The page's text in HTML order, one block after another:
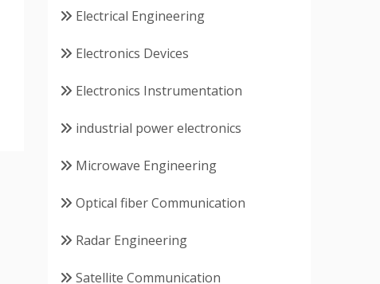
Electrical Engineering
Electronics Devices
Electronics Instrumentation
industrial power electronics
Microwave Engineering
Optical fiber Communication
Radar Engineering
Satellite Communication